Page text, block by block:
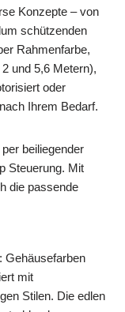
Konzepte – von
schützenden
Rahmenfarbe,
und 5,6 Metern),
oder
Ihrem Bedarf.
beiliegender
Steuerung. Mit
die passende
Gehäusefarben
mit
Stilen. Die edlen